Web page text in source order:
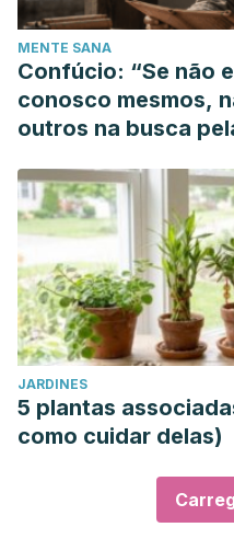
MENTE SANA
Confúcio: “Se não
conosco mesmos,
outros na busca
JARDINES
5 plantas
como cuidar delas)